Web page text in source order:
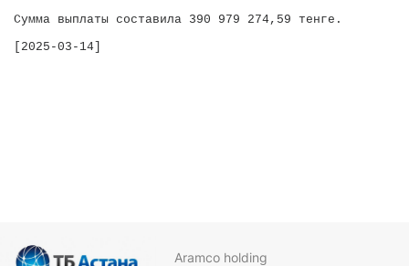
Сумма выплаты составила 390 979 274,59 тенге.
[2025-03-14]
Aramco holding